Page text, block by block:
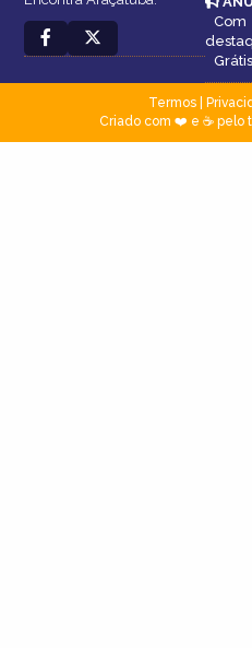
Com
Grátis
Termos|
Criado com ❤️ e ☕ pelo